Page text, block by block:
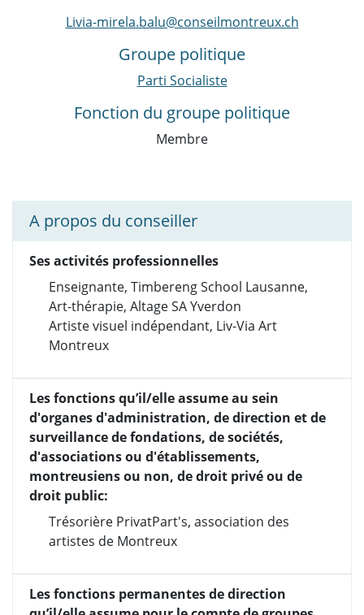
Livia-mirela.balu@conseilmontreux.ch
Groupe politique
Parti Socialiste
Fonction du groupe politique
Membre
A propos du conseiller
Ses activités professionnelles
Enseignante, Timbereng School Lausanne,
Art-thérapie, Altage SA Yverdon
Artiste visuel indépendant, Liv-Via Art
Montreux
Les fonctions qu’il/elle assume au sein
d'organes d'administration, de direction et de
surveillance de fondations, de sociétés,
d'associations ou d'établissements,
montreusiens ou non, de droit privé ou de
droit public:
Trésorière PrivatPart's, association des
artistes de Montreux
Les fonctions permanentes de direction